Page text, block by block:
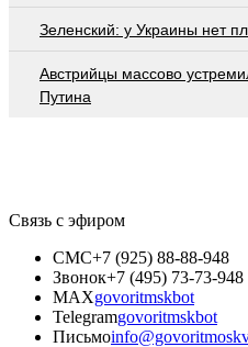
Зеленский: у Украины нет
Австрийцы массово
Путина
Связь с эфиром
СМС+7 (925) 88-88-948
Звонок+7 (495) 73-73-948
MAXgovoritmskbot
Telegramgovoritmskbot
Письмо